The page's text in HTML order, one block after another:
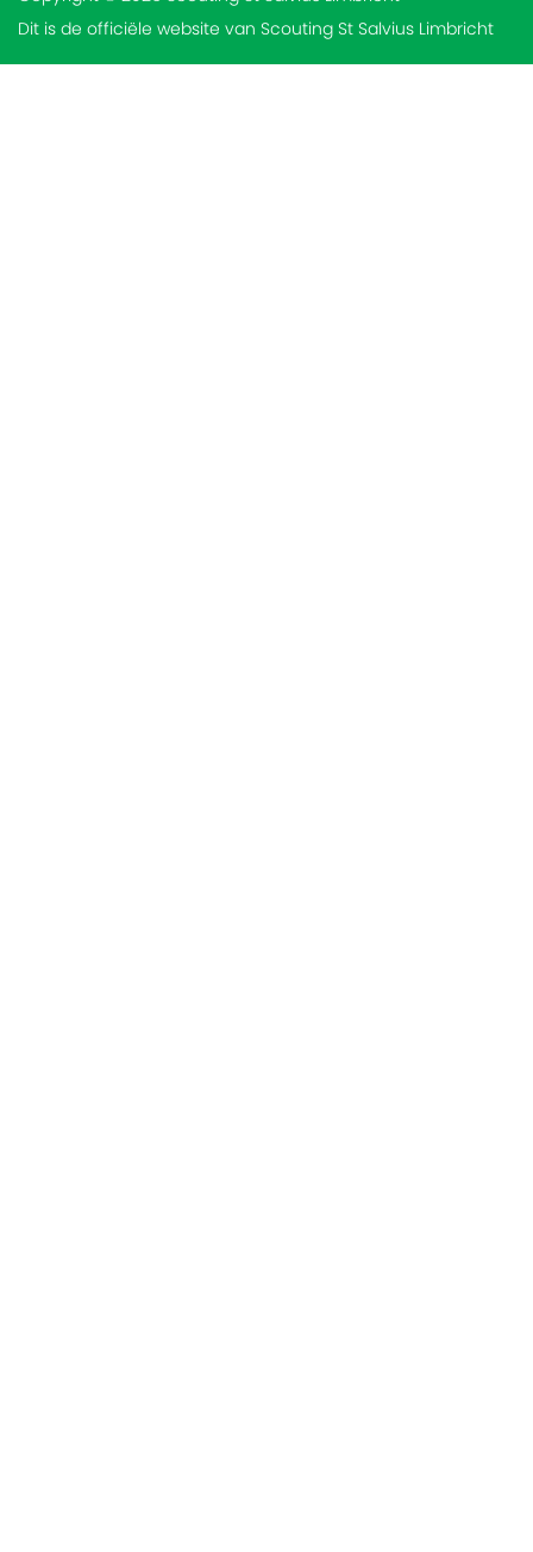
Dit is de officiële website van Scouting St Salvius Limbricht